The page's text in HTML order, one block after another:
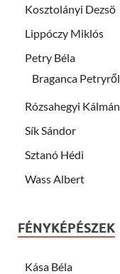
Kosztolányi Dezsö
Lippóczy Miklós
Petry Béla
Braganca Petryről
Rózsahegyi Kálmán
Sík Sándor
Sztanó Hédi
Wass Albert
FÉNYKÉPÉSZEK
Kása Béla